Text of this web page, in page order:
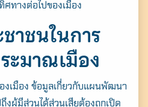
ทางต่อไปของเมือง
าชนในการ
ะมาณเมือง
งเมือง ข้อมูลเกี่ยวกับแผนพัฒนา
ถึงผู้มีส่วนได้ส่วนเสียต้องถูกเปิด